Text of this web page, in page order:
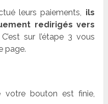
leurs paiements, ils
redirigés vers
C’est sur l’étape 3 vous
page.
votre bouton est finie,